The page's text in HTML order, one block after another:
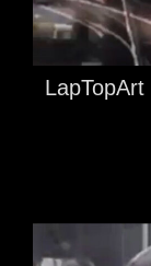
LapTopArt